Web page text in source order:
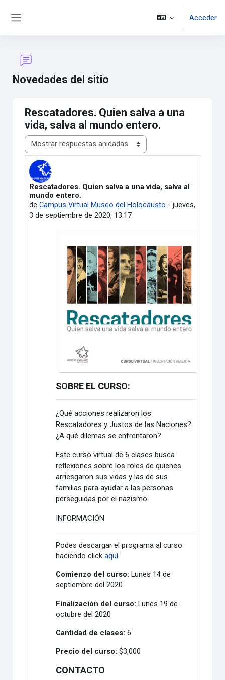
Acceder
Novedades del sitio
Rescatadores. Quien salva a una
vida, salva al mundo entero.
Mostrar modo
Rescatadores. Quien salva a una vida, salva al
mundo entero.
deCampus Virtual Museo del Holocausto -jueves,
3 de septiembre de 2020, 13:17
Número de respuestas: 0
SOBRE EL CURSO:
¿Qué acciones realizaron los
Rescatadores y Justos de las Naciones?
¿A qué dilemas se enfrentaron?
Este curso virtual de 6 clases busca
reflexiones sobre los roles de quienes
arriesgaron sus vidas y las de sus
familias para ayudar a las personas
perseguidas por el nazismo.
INFORMACIÓN
Podes descargar el programa al curso
haciendo clickaquí
Comienzo del curso: Lunes 14 de
septiembre del 2020
Finalización del curso: Lunes 19 de
octubre del 2020
Cantidad de clases: 6
Precio del curso: $3,000
CONTACTO